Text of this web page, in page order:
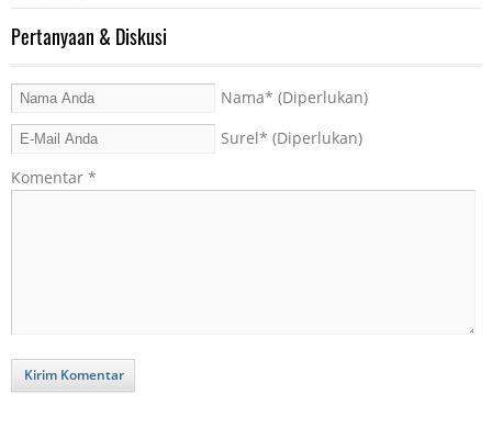
Pertanyaan & Diskusi
Nama* (Diperlukan)
Surel* (Diperlukan)
Komentar *
Kirim Komentar